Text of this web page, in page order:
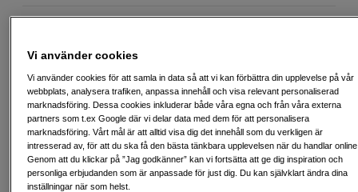
Personlig service och expertrådgivning
Passande tillbehör Se fler tillbehör
Vi använder cookies
Vi använder cookies för att samla in data så att vi kan förbättra din upplevelse på vår
webbplats, analysera trafiken, anpassa innehåll och visa relevant personaliserad
marknadsföring. Dessa cookies inkluderar både våra egna och från våra externa
partners som t.ex Google där vi delar data med dem för att personalisera
marknadsföring. Vårt mål är att alltid visa dig det innehåll som du verkligen är
intresserad av, för att du ska få den bästa tänkbara upplevelsen när du handlar
Genom att du klickar på ”Jag godkänner” kan vi fortsätta att ge dig inspiration och
personliga erbjudanden som är anpassade för just dig. Du kan självklart ändra dina
inställningar när som helst.